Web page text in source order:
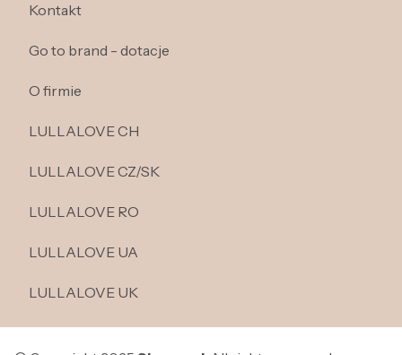
Kontakt
Go to brand - dotacje
O firmie
LULLALOVE CH
LULLALOVE CZ/SK
LULLALOVE RO
LULLALOVE UA
LULLALOVE UK